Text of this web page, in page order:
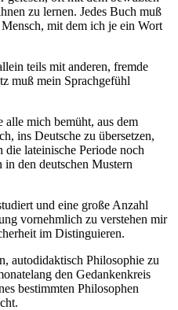
zu lernen. Jedes Buch muß
mit dem ich je ein Wort
teils mit anderen, fremde
muß mein Sprachgefühl
mich bemüht, aus dem
ins Deutsche zu übersetzen,
lateinische Periode noch
den deutschen Mustern
und eine große Anzahl
vornehmlich zu verstehen mir
im Distinguieren.
autodidaktisch Philosophie zu
den Gedankenkreis
bestimmten Philosophen